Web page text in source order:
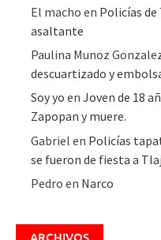
El macho en Policías
asaltante
Paulina Munoz
descuartizado y
Soy yo enJoven de 18
Zapopan y muere.
Gabriel en Policías
se fueron de fiesta a
Pedro en Narco